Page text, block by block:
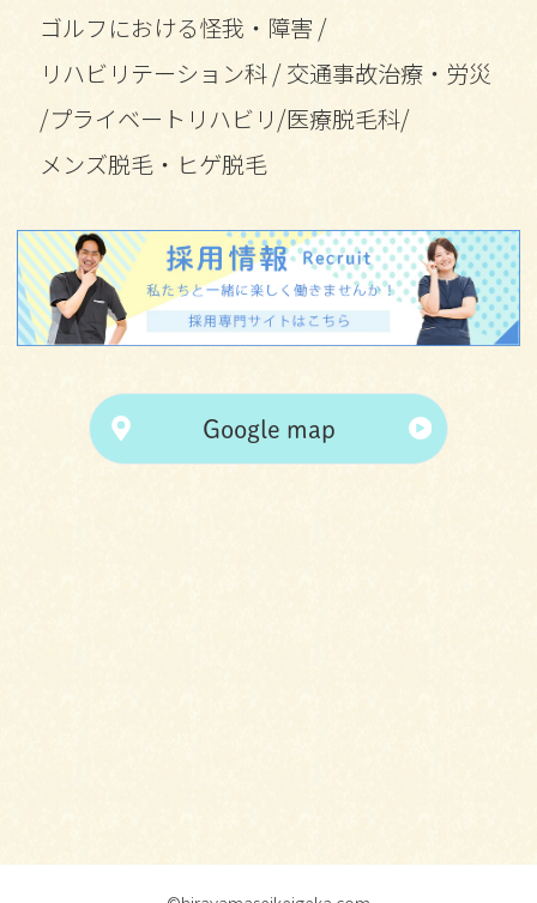
ゴルフにおける怪我・障害 /
リハビリテーション科/交通事故治療・労災
/プライベートリハビリ/医療脱毛科/
メンズ脱毛・ヒゲ脱毛
Google map